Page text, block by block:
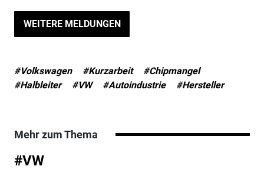
WEITERE MELDUNGEN
#Volkswagen #Kurzarbeit
#Chipmangel
#Halbleiter
#VW #Autoindustrie #Hersteller
Mehr zum Thema
#VW